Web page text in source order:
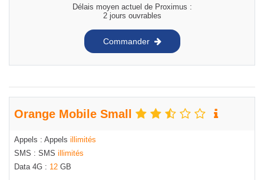
Délais moyen actuel de Proximus :
2 jours ouvrables
Commander
Orange Mobile Small
Appels : Appels illimités
SMS : SMS illimités
Data 4G : 12 GB